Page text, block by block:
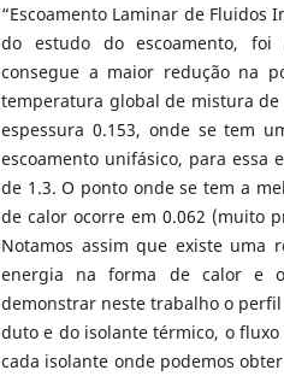
“Escoamento Laminar de Fluidos
do estudo do escoamento,
consegue a maior redução na
temperatura global de mistura
espessura 0.153, onde se tem
escoamento unifásico, para essa
de 1.3. O ponto onde se tem a
de calor ocorre em 0.062 (muito
Notamos assim que existe uma
energia na forma de calor e o
demonstrar neste trabalho o
duto e do isolante térmico, o
cada isolante onde podemos